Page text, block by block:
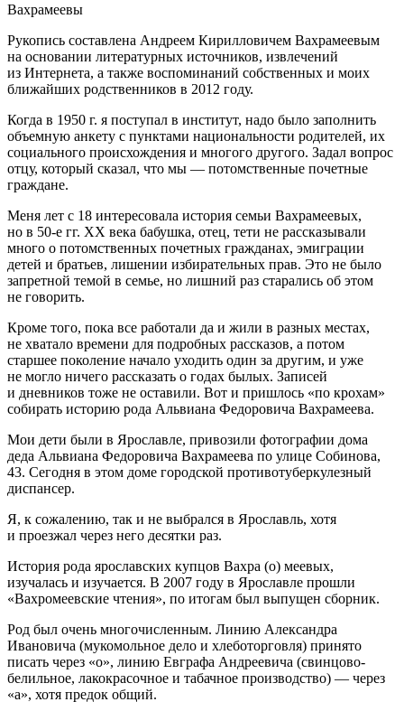
Вахрамеевы
Рукопись составлена Андреем Кирилловичем Вахрамеевым
на основании литературных источников, извлечений
из Интернета, а также воспоминаний собственных и моих
ближайших родственников в 2012 году.
Когда в 1950 г. я поступал в институт, надо было заполнить
объемную анкету с пунктами национальности родителей, их
социального происхождения и многого другого. Задал вопрос
отцу, который сказал, что мы — потомственные почетные
граждане.
Меня лет с 18 интересовала история семьи Вахрамеевых,
но в 50-е гг. ХХ века бабушка, отец, тети не рассказывали
много о потомственных почетных гражданах, эмиграции
детей и братьев, лишении избирательных прав. Это не было
запретной темой в семье, но лишний раз старались об этом
не говорить.
Кроме того, пока все работали да и жили в разных местах,
не хватало времени для подробных рассказов, а потом
старшее поколение начало уходить один за другим, и уже
не могло ничего рассказать о годах былых. Записей
и дневников тоже не оставили. Вот и пришлось «по крохам»
собирать историю рода Альвиана Федоровича Вахрамеева.
Мои дети были в Ярославле, привозили фотографии дома
деда Альвиана Федоровича Вахрамеева по улице Собинова,
43. Сегодня в этом доме городской противотуберкулезный
диспансер.
Я, к сожалению, так и не выбрался в Ярославль, хотя
и проезжал через него десятки раз.
История рода ярославских купцов Вахра (о) меевых,
изучалась и изучается. В 2007 году в Ярославле прошли
«Вахромеевские чтения», по итогам был выпущен сборник.
Род был очень многочисленным. Линию Александра
Ивановича (мукомольное дело и хлеботорговля) принято
писать через «о», линию Евграфа Андреевича (свинцово-
белильное, лакокрасочное и табачное производство) — через
«а», хотя предок общий.